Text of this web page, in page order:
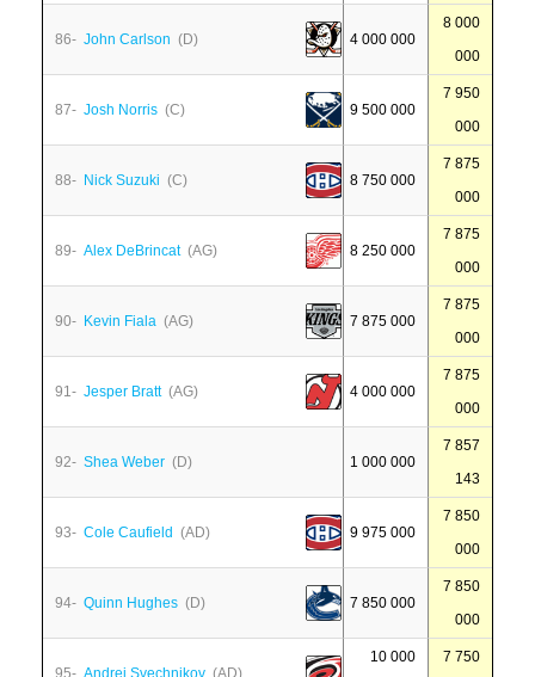
86- John Carlson (D) 4 000 000
8 000
000
87- Josh Norris (C) 9 500 000
7 950
000
88- Nick Suzuki (C) 8 750 000
7 875
000
89- Alex DeBrincat(AG) 8 250 000
7 875
000
90- Kevin Fiala (AG) 7 875 000
7 875
000
91- Jesper Bratt(AG) 4 000 000
7 875
000
92- Shea Weber (D) 1 000 000
7 857
143
93- Cole Caufield (AD) 9 975 000
7 850
000
94- Quinn Hughes (D) 7 850 000
7 850
000
95- Andrei Svechnikov (AD)
10 000 7 750